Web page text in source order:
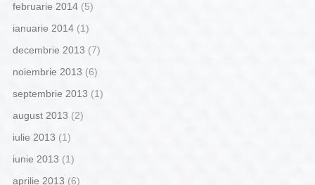
februarie 2014(5)
ianuarie 2014(1)
decembrie 2013 (7)
noiembrie 2013 (6)
septembrie 2013 (1)
august 2013 (2)
iulie 2013 (1)
iunie 2013 (1)
aprilie 2013 (6)